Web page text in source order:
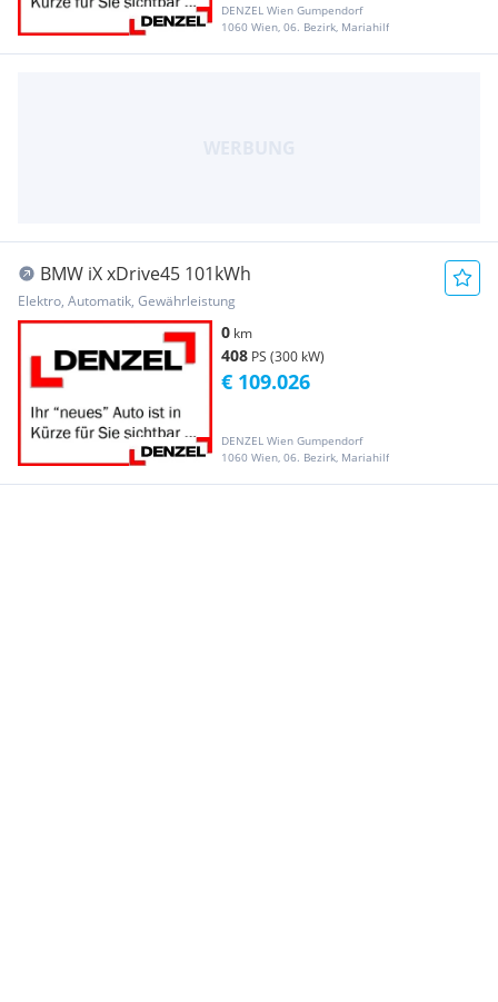
DENZEL Wien Gumpendorf
1060 Wien, 06. Bezirk, Mariahilf
BMW iX xDrive45 101kWh
Elektro, Automatik, Gewährleistung
0 km
408 PS (300 kW)
DENZEL Wien Gumpendorf
1060 Wien, 06. Bezirk, Mariahilf
€ 109.026